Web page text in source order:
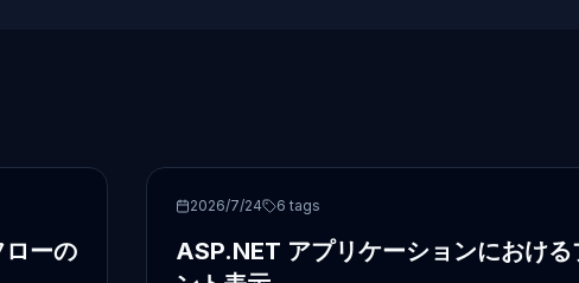
ーの
ASP.NET
2026/7/24 6 tags
ASP.NET アプリケーションにおけ